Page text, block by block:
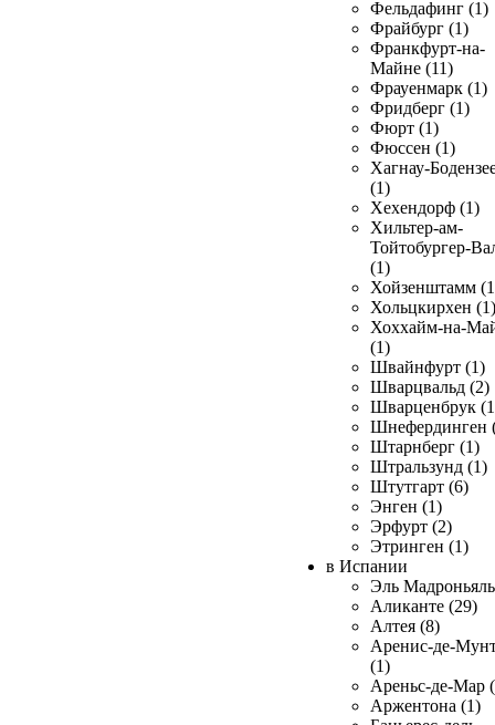
Фельдафинг (1)
Фрайбург (1)
Франкфурт-на-
Майне (11)
Фрауенмарк (1)
Фридберг (1)
Фюрт (1)
Фюссен (1)
Хагнау-
(1)
Хехендорф (1)
Хильтер-ам-
Тойтобургер-
(1)
Хойзенштамм
Хольцкирхен (1)
Хоххайм-на-
(1)
Швайнфурт (1)
Шварцвальд (2)
Шварценбрук
Шнефердинген
Штарнберг (1)
Штральзунд (1)
Штутгарт (6)
Энген (1)
Эрфурт (2)
Этринген (1)
в Испании
Эль
Аликанте (29)
Алтея (8)
Аренис-де-
(1)
Ареньс-де-Мар
Аржентона (1)